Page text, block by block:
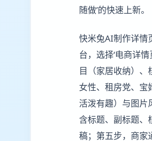
随做’的快速上新。
快米兔AI制作详情
台，选择‘电商详
目（家居收纳）
女性、租房党、
活泼有趣）与图
含标题、副标题、
稿；第五步，商家